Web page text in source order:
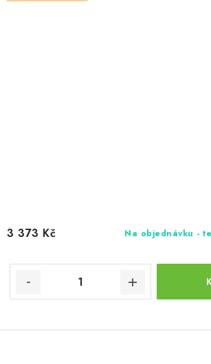
Na objednávku -
3 373 Kč